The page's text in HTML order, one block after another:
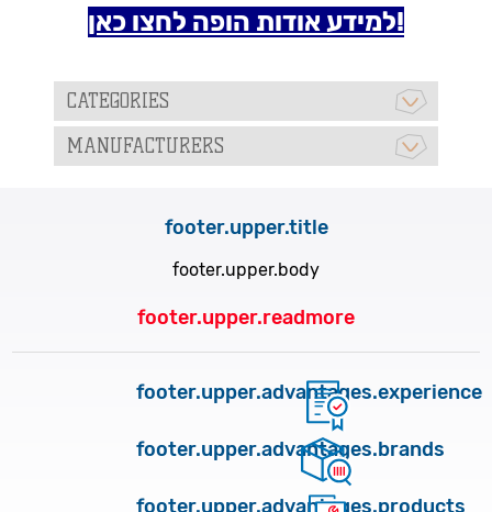
למידע אודות הופה לחצו כאן!
CATEGORIES
MANUFACTURERS
footer.upper.title
footer.upper.body
footer.upper.readmore
footer.upper.advantages.experience
footer.upper.advantages.brands
footer.upper.advantages.products